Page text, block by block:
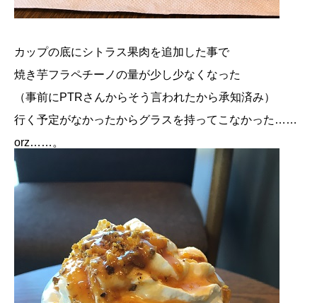
カップの底にシトラス果肉を追加した事で
焼き芋フラペチーノの量が少し少なくなった
（事前にPTRさんからそう言われたから承知済み）
行く予定がなかったからグラスを持ってこなかった……
orz……。